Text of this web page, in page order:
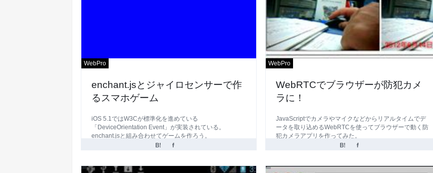
WebPro
enchant.jsとジャイロセンサーで作
るスマホゲーム
iOS 5.1ではW3Cが標準化を進めている
「DeviceOrientation Event」が実装されている。
enchant.jsと組み合わせてゲームを作ろう。
WebPro
WebRTCでブラウザーが防犯カメ
ラに！
JavaScriptでカメラやマイクなどからリアルタイムでデ
ータを取り込めるWebRTCを使ってブラウザーで動く防
犯カメラアプリを作ってみた。